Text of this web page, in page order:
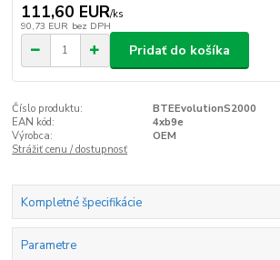
111,60 EUR/ks
90,73 EUR bez DPH
Pridať do košíka
Číslo produktu:
BTEEvolutionS2000
EAN kód:
4xb9e
Výrobca:
OEM
Strážiť cenu / dostupnosť
Kompletné špecifikácie
Parametre